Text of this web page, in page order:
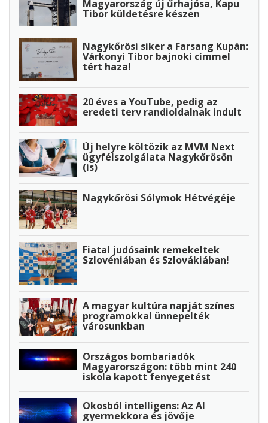
Magyarország új űrhajósa, Kapu
Tibor küldetésre készen
Nagykőrösi siker a Farsang Kupán:
Várkonyi Tibor bajnoki címmel
tért haza!
20 éves a YouTube, pedig az
eredeti terv randioldalnak indult
Új helyre költözik az MVM Next
ügyfélszolgálata Nagykőrösön
(is)
Nagykőrösi Sólymok Hétvégéje
Fiatal judósaink remekeltek
Szlovéniában és Szlovákiában!
A magyar kultúra napját színes
programokkal ünnepelték
városunkban
Országos bombariadók
Magyarországon: több mint 240
iskola kapott fenyegetést
Okosból intelligens: Az AI
gyermekkora és jövője